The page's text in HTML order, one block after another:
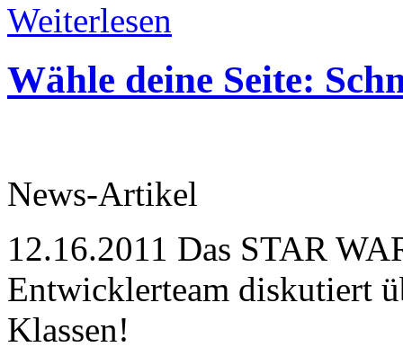
Weiterlesen
Wähle deine Seite:
News-Artikel
12.16.2011 Das STAR
Entwicklerteam diskutiert
Klassen!